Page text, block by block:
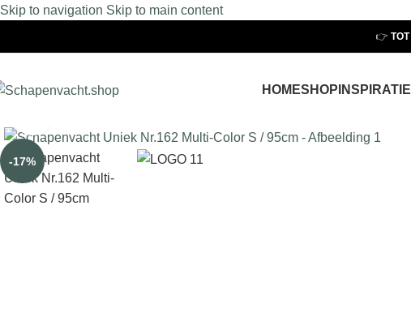
Skip to navigation Skip to main content
👉 TOT
HOMESHOP INSPIRATIE
-17%